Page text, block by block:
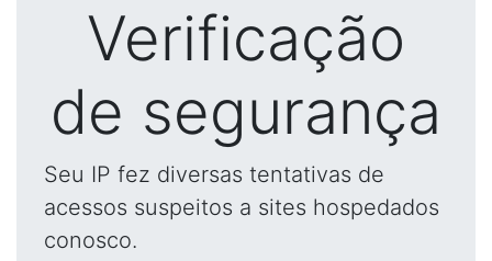
Verificação
de segurança
Seu IP fez diversas tentativas de
acessos suspeitos a sites hospedados
conosco.